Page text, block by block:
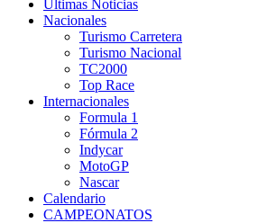
Últimas Noticias
Nacionales
Turismo Carretera
Turismo Nacional
TC2000
Top Race
Internacionales
Formula 1
Fórmula 2
Indycar
MotoGP
Nascar
Calendario
CAMPEONATOS